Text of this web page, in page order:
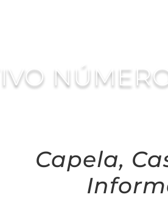
Capela,